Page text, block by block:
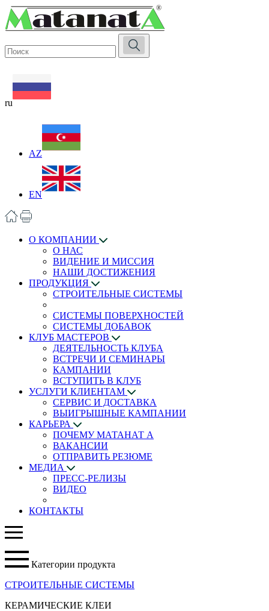
ru
AZ
EN
О КОМПАНИИ
О НАС
ВИДЕНИЕ И МИССИЯ
НАШИ ДОСТИЖЕНИЯ
ПРОДУКЦИЯ
СТРОИТЕЛЬНЫЕ СИСТЕМЫ
СИСТЕМЫ ПОВЕРХНОСТЕЙ
СИСТЕМЫ ДОБАВОК
КЛУБ МАСТЕРОВ
ДЕЯТЕЛЬНОСТЬ КЛУБА
ВСТРЕЧИ И СЕМИНАРЫ
КАМПАНИИ
ВСТУПИТЬ В КЛУБ
УСЛУГИ КЛИЕНТАМ
СЕРВИС И ДОСТАВКА
ВЫИГРЫШНЫЕ КАМПАНИИ
КАРЬЕРА
ПОЧЕМУ МАТАНАТ A
ВАКАНСИИ
ОТПРАВИТЬ РЕЗЮМЕ
МЕДИА
ПРЕСС-РЕЛИЗЫ
ВИДЕО
КОНТАКТЫ
Категории продукта
СТРОИТЕЛЬНЫЕ СИСТЕМЫ
КЕРАМИЧЕСКИЕ КЛЕИ